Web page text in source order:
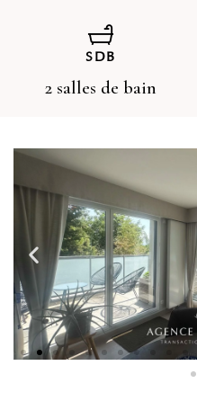
SDB
2 salles de bain